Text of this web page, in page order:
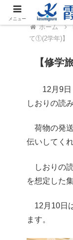
ホーム
て①(2学年)】
【修学
12月9日，
しおりの読
荷物の発
伝いしてく
しおりの読
を想定した
12月10日
ます。
メニュー